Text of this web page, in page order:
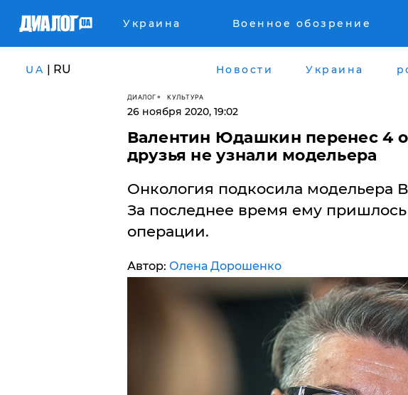
Украина Военное обозрение
UA | RU Новости Украина
ДИАЛОГ КУЛЬТУРА
26 ноября 2020, 19:02
Валентин Юдашкин перенес 4
друзья не узнали модельера
Онкология подкосила модельера
За последнее время ему
операции.
Автор: Олена Дорошенко